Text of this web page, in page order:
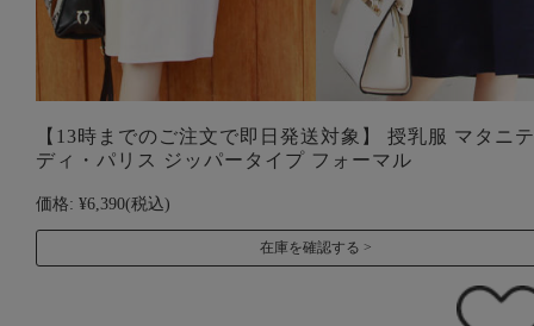
【13時までのご注文で即日発送対象】 授乳服 マタニ
ディ・パリス ジッパータイプ フォーマル
価格: ¥6,390(税込)
在庫を確認する